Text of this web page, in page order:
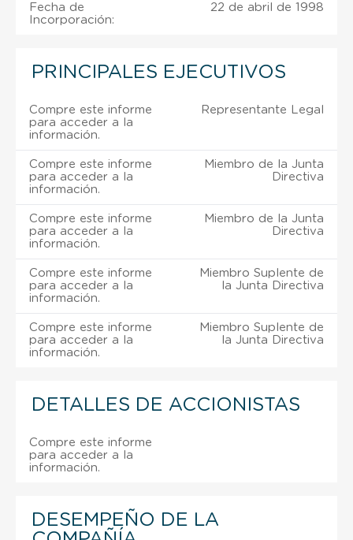
Fecha de
Incorporación:
22 de abril de 1998
PRINCIPALES EJECUTIVOS
Compre este informe
para acceder a la
información.
Representante Legal
Compre este informe
para acceder a la
información.
Miembro de la Junta
Directiva
Compre este informe
para acceder a la
información.
Miembro de la Junta
Directiva
Compre este informe
para acceder a la
información.
Miembro Suplente de
la Junta Directiva
Compre este informe
para acceder a la
información.
Miembro Suplente de
la Junta Directiva
DETALLES DE ACCIONISTAS
Compre este informe
para acceder a la
información.
DESEMPEÑO DE LA